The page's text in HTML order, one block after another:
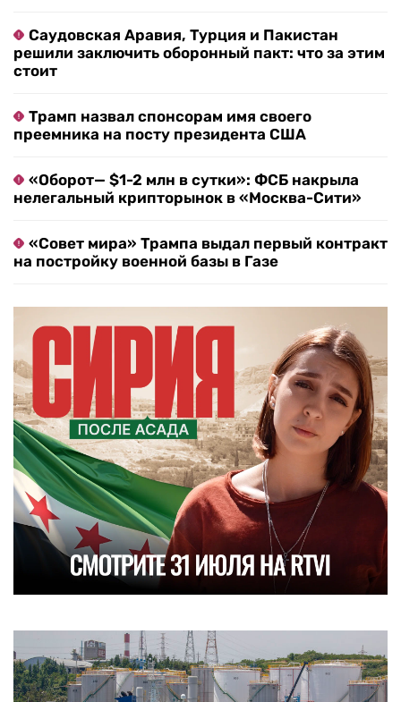
Саудовская Аравия, Турция и Пакистан
решили заключить оборонный пакт: что за этим
стоит
Трамп назвал спонсорам имя своего
преемника на посту президента США
«Оборот— $1-2 млн в сутки»: ФСБ накрыла
нелегальный крипторынок в «Москва-Сити»
«Совет мира» Трампа выдал первый контракт
на постройку военной базы в Газе